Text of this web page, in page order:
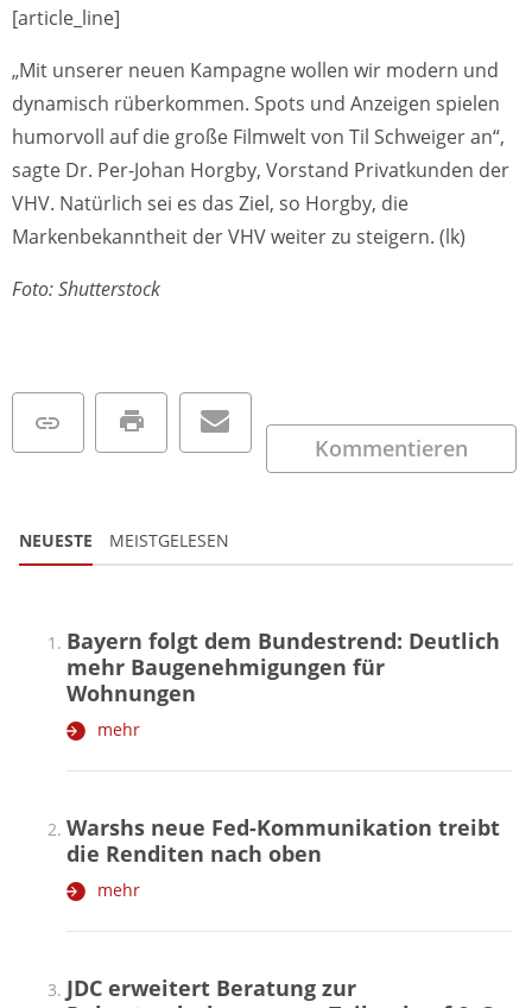
[article_line]
„Mit unserer neuen Kampagne wollen wir modern und
dynamisch rüberkommen. Spots und Anzeigen spielen
humorvoll auf die große Filmwelt von Til Schweiger an“,
sagte Dr. Per-Johan Horgby, Vorstand Privatkunden der
VHV. Natürlich sei es das Ziel, so Horgby, die
Markenbekanntheit der VHV weiter zu steigern. (lk)
Foto: Shutterstock
Kommentieren
NEUESTE MEISTGELESEN
Bayern folgt dem Bundestrend: Deutlich
mehr Baugenehmigungen für
Wohnungen
mehr
Warshs neue Fed-Kommunikation treibt
die Renditen nach oben
mehr
JDC erweitert Beratung zur